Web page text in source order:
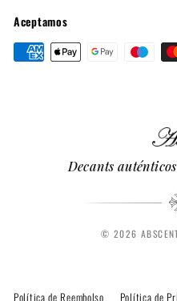
Aceptamos
Decants
© 2026
Política de Reembolso Política de